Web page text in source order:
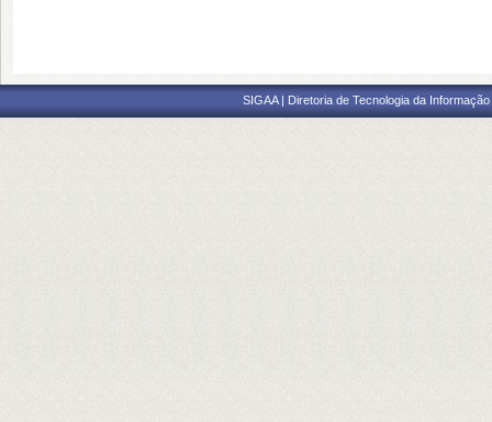
SIGAA | Diretoria de Tecnologia da